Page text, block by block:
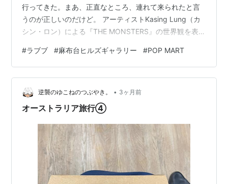
行ってきた。まあ、正直なところ、連れて来られたと言
うのが正しいのだけど。 アーティストKasing Lung（カ
シン・ロン）による『THE MONSTERS』の世界観を表し
展示がメイン。原画、オリジナルの絵本、彫像、これま
で製品化されたグッズ、展示会のために新たに作成され
た作品や映像、最後に限定グッズの販売コーナーがあっ
た。 開催最初の週末に来たけど、日時指定制だったの
と、やはりターゲット層がそこまで広くな…
#ラブブ #麻布台ヒルズギャラリー #POP MART
逆襲のゆこねのつぶやき。 • 3ヶ月前
オーストラリア旅行④